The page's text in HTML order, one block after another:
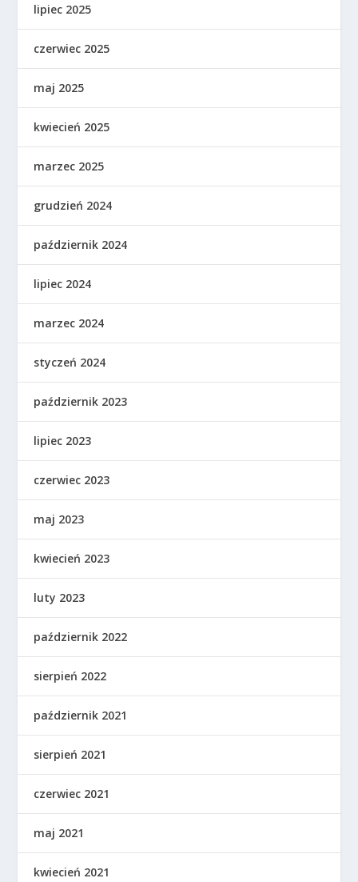
lipiec 2025
czerwiec 2025
maj 2025
kwiecień 2025
marzec 2025
grudzień 2024
październik 2024
lipiec 2024
marzec 2024
styczeń 2024
październik 2023
lipiec 2023
czerwiec 2023
maj 2023
kwiecień 2023
luty 2023
październik 2022
sierpień 2022
październik 2021
sierpień 2021
czerwiec 2021
maj 2021
kwiecień 2021